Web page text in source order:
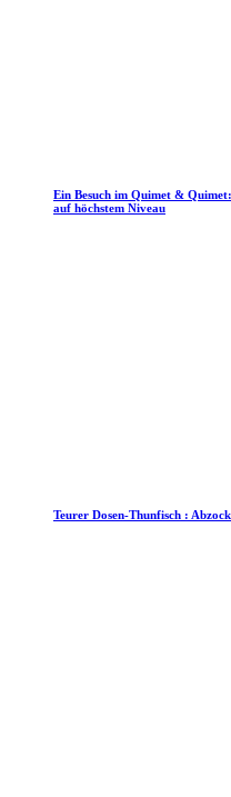
Ein Besuch im Quimet &
auf höchstem Niveau
Teurer Dosen-Thunfisch :